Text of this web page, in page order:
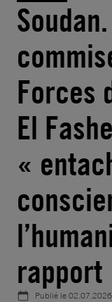
Forces
El
«
rapport
Publié le02.07.2026